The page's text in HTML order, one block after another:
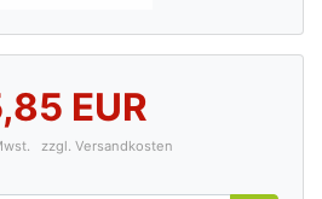
EUR
zzgl. Versandkosten